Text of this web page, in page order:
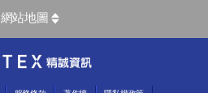
網站地圖